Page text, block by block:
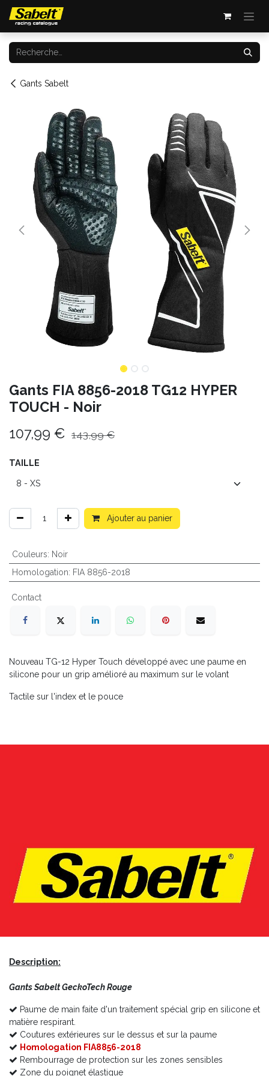
Se rendre au contenu
Gants Sabelt
Gants FIA 8856-2018 TG12 HYPER
TOUCH - Noir
107,99 € 143,99€
TAILLE
Ajouter au panier
Couleurs: Noir
Homologation: FIA 8856-2018
Contact
Nouveau TG-12 Hyper Touch développé avec une paume en
silicone pour un grip amélioré au maximum sur le volant
Tactile sur l'index et le pouce
Description:
Gants Sabelt GeckoTech Rouge
Paume de main faite d'un traitement spécial grip en silicone et
matière respirant.
Coutures extérieures sur le dessus et sur la paume
Homologation FIA8856-2018
Rembourrage de protection sur les zones sensibles
Zone du poignet élastique